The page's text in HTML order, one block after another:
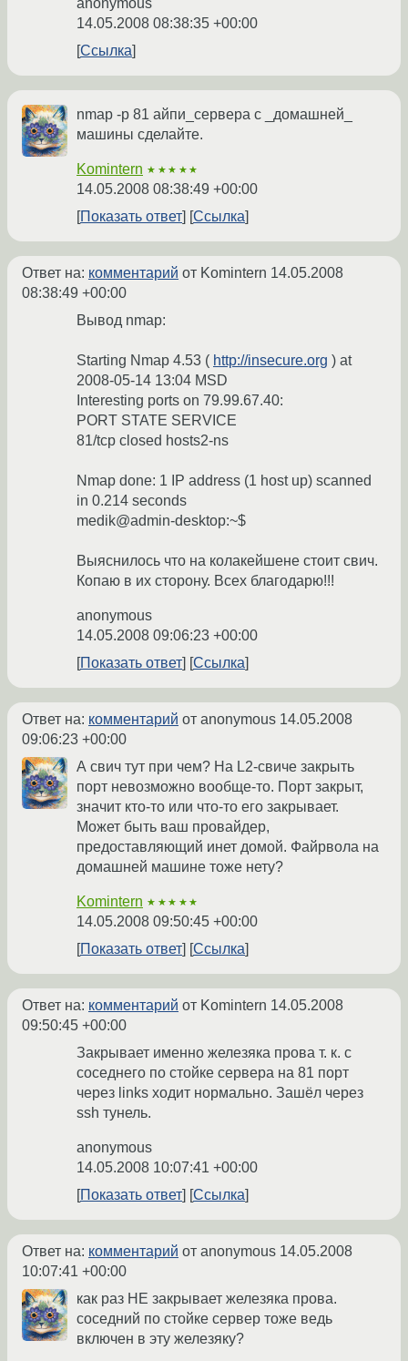
anonymous
14.05.2008 08:38:35 +00:00
Ссылка
nmap -p 81 айпи_сервера с _домашней_
машины сделайте.
Komintern ★★★★★
14.05.2008 08:38:49 +00:00
Показать ответ
Ссылка
Ответ на: комментарий от Komintern 14.05.2008
08:38:49 +00:00
Вывод nmap:
Starting Nmap 4.53 ( http://insecure.org ) at
2008-05-14 13:04 MSD
Interesting ports on 79.99.67.40:
PORT STATE SERVICE
81/tcp closed hosts2-ns
Nmap done: 1 IP address (1 host up) scanned
in 0.214 seconds
medik@admin-desktop:~$
Выяснилось что на колакейшене стоит свич.
Копаю в их сторону. Всех благодарю!!!
anonymous
14.05.2008 09:06:23 +00:00
Показать ответ
Ссылка
Ответ на: комментарий от anonymous 14.05.2008
09:06:23 +00:00
А свич тут при чем? На L2-свиче закрыть
порт невозможно вообще-то. Порт закрыт,
значит кто-то или что-то его закрывает.
Может быть ваш провайдер,
предоставляющий инет домой. Файрвола на
домашней машине тоже нету?
Komintern ★★★★★
14.05.2008 09:50:45 +00:00
Показать ответ
Ссылка
Ответ на: комментарий от Komintern 14.05.2008
09:50:45 +00:00
Закрывает именно железяка прова т. к. с
соседнего по стойке сервера на 81 порт
через links ходит нормально. Зашёл через
ssh тунель.
anonymous
14.05.2008 10:07:41 +00:00
Показать ответ
Ссылка
Ответ на: комментарий от anonymous 14.05.2008
10:07:41 +00:00
как раз НЕ закрывает железяка прова.
соседний по стойке сервер тоже ведь
включен в эту железяку?